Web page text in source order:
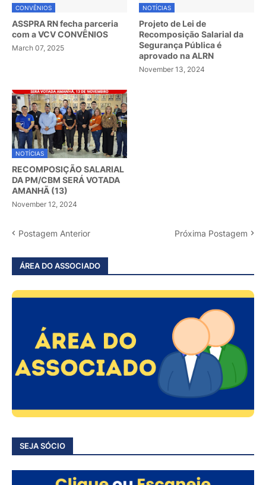
CONVÊNIOS
ASSPRA RN fecha parceria
com a VCV CONVÊNIOS
March 07, 2025
NOTÍCIAS
Projeto de Lei de
Recomposição Salarial da
Segurança Pública é
aprovado na ALRN
November 13, 2024
NOTÍCIAS
RECOMPOSIÇÃO SALARIAL
DA PM/CBM SERÁ VOTADA
AMANHÃ (13)
November 12, 2024
Postagem Anterior Próxima Postagem
ÁREA DO ASSOCIADO
SEJA SÓCIO